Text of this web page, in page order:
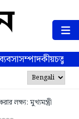
সম্পাদকীয়
লক্ষ্য: মুখ্যমন্ত্রী